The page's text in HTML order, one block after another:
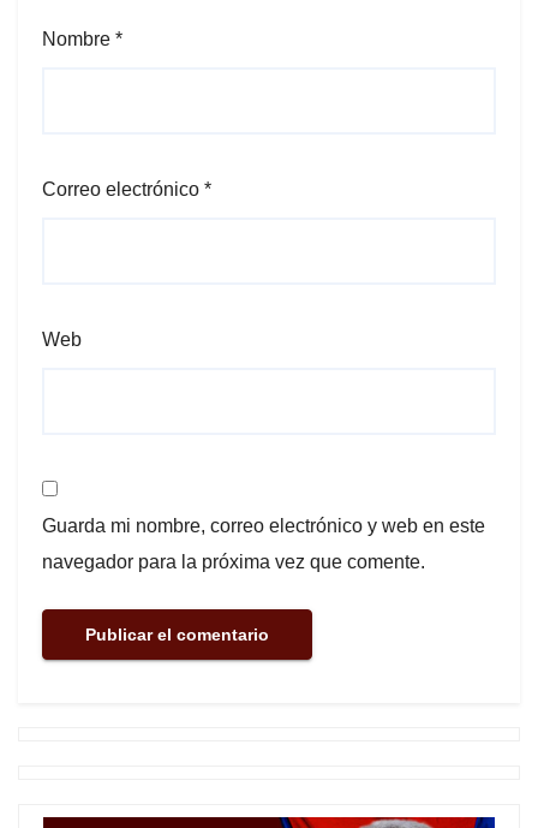
Nombre *
Correo electrónico *
Web
Guarda mi nombre, correo electrónico y web en este
navegador para la próxima vez que comente.